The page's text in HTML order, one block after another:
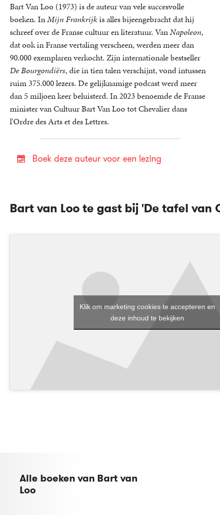
Bart Van Loo (1973) is de auteur van vele succesvolle
boeken. InMijn Frankrijkis alles bijeengebracht dat hij
schreef over de Franse cultuur en literatuur. VanNapoleon,
dat ook in Franse vertaling verscheen, werden meer dan
90.000 exemplaren verkocht. Zijn internationale bestseller
De Bourgondiërs, die in tien talen verschijnt, vond intussen
ruim 375.000 lezers. De gelijknamige podcast werd meer
dan 5 miljoen keer beluisterd. In 2023 benoemde de Franse
minister van Cultuur Bart Van Loo tot Chevalier dans
l'Ordre des Arts et des Lettres.
Boek deze auteur voor een lezing
Bart van Loo te gast bij 'De tafel van
Klik om marketing cookies te accepteren en
deze inhoud te bekijken
Alle boeken van Bart van
Loo